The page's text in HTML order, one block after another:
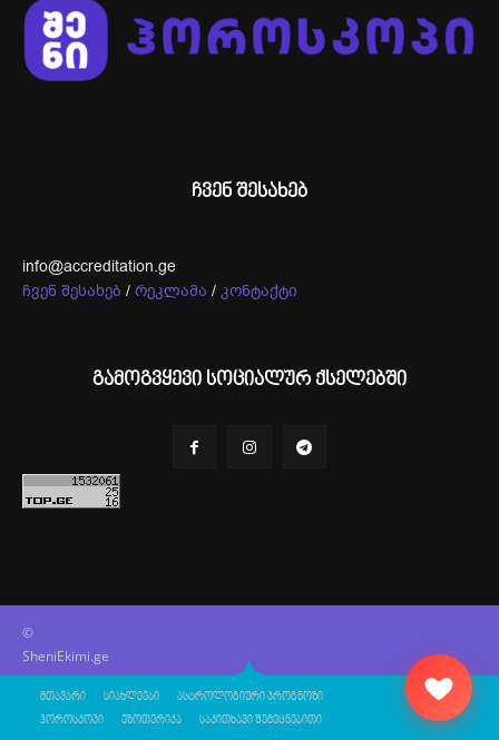
ჩვენ შესახებ
info@accreditation.ge
ჩვენ შესახებ / რეკლამა / კონტაქტი
გამოგვყევი სოციალურ ქსელებში
©
SheniEkimi.ge
მთავარი სიახლეები ასტროლოგიური პროგნოზი
ჰოროსკოპი ეზოთერიკა საკითხავი შემეცნებითი